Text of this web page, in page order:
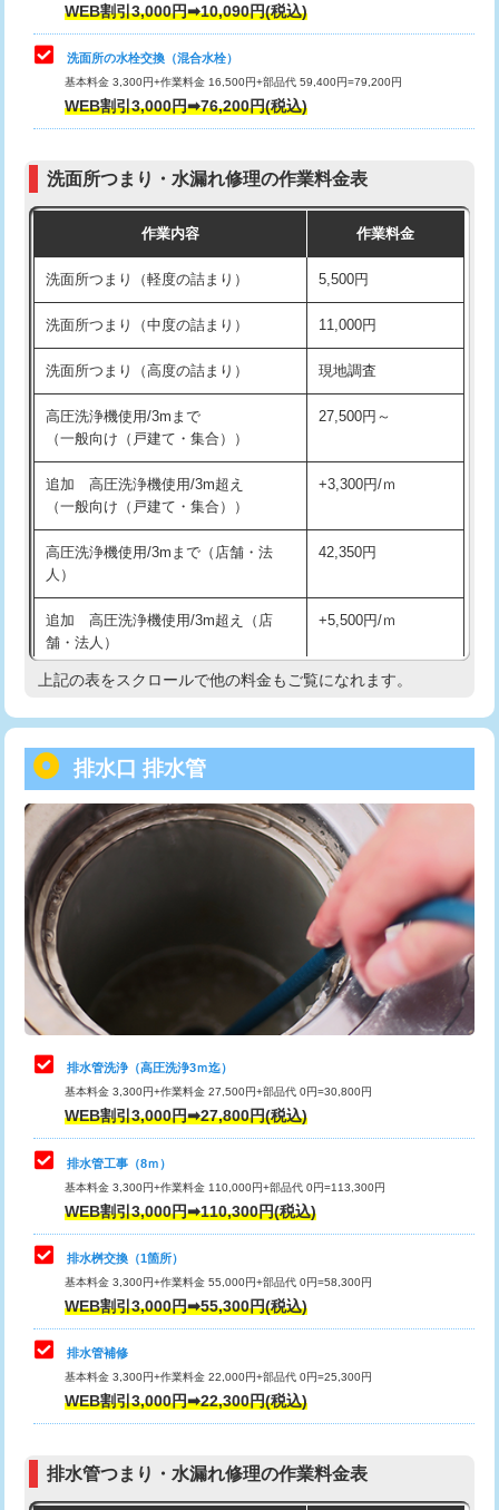
マス交換（土の掘削・埋め戻し作業）
マス交換（深さ50㎝未満）
マス交換（深さ50㎝以上）
モルタル補修（厚さ10㎝まで） 27,500円
モルタル補修（厚さ10㎝超え） 38,500円
洗面台設置 38,500円
バスタブ設置 現場見積
追加人工 16,500円
廃棄・処分
※給水管工事は20mmまでの価格です。
交換・取付(単水栓（壁付・デッキ
式）)
交換・取付(混合水栓（壁付・デッキ
式・ワンホール）)
16,500円+材料費
（P/S/ポップアップ））
交換・取付（その他部品） 11,000円+材料費
持込商品取付（単水栓） 13,200円
持込商品取付（混合水栓） 16,500円
持込商品取付（浄水器・分岐水栓） 16,500円
給水管工事※（ホール加工) 16,500円
給水管工事※（バンド止め)
給水管工事※（支持金具設置) 5,500円
給水管工事※（保温材使用（バンド止
め込み）)
5,500円
給水管工事※（土の掘削・埋め戻し作
業)
11,000円
給水管工事※（塩ビ管（VP・HI）使
用/3ｍまで)
用（追加）/3ｍ超え)
給水管工事※（ライニング鋼管・銅
管・ポリ管・HT管使用/3ｍまで)
44,000円
給水管工事※（ライニング鋼管・銅
管・ポリ管・HT管使用/3ｍ超え)
+8,800円
排水管工事（土の掘削・埋め戻し作
業）
11,000円~
排水管工事（排水管工事/3ｍまで） 55,000円
排水管工事（追加 排水管工事/3ｍ超
え）
マス交換（土の掘削・埋め戻し作業）
マス交換（深さ50㎝未満）
マス交換（深さ50㎝以上）
コンクリート斫り（厚さ10㎝まで）
コンクリート斫り（厚さ10㎝超え）
モルタル補修（厚さ10㎝まで）
モルタル補修（厚さ10㎝超え）
追加人工 16,500円
WEB割引3,000円➡10,090円(税込)
洗面所の水栓交換（混合水栓）
基本料金 3,300円+作業料金 16,500円+部品代 59,400円=79,200円
WEB割引3,000円➡76,200円(税込)
洗面所つまり・水漏れ修理の作業料金表
作業内容 作業料金
洗面所つまり（軽度の詰まり） 5,500円
洗面所つまり（中度の詰まり） 11,000円
洗面所つまり（高度の詰まり） 現地調査
高圧洗浄機使用/3mまで
（一般向け（戸建て・集合））
27,500円～
追加 高圧洗浄機使用/3m超え
（一般向け（戸建て・集合））
+3,300円/ｍ
高圧洗浄機使用/3mまで（店舗・法
人）
42,350円
追加 高圧洗浄機使用/3m超え（店
舗・法人）
+5,500円/ｍ
高度高圧洗浄換 現地調査
トーラー機使用/3mまで
追加トーラー機使用/3m超え +3,300円
カメラ調査 33,000円
桝清掃 8,800円
止水・漏水調査・防水処理・清掃・修
理・調整・分解・加工など（軽作業）
11,000円
止水・漏水調査・防水処理・清掃・修
理・調整・分解・加工など（中作業）
22,000円
止水・漏水調査・防水処理・清掃・修
理・調整・分解・加工など（重作業）
33,000円
その他部品の脱着
交換・取付（タンク）
交換・取付(単水栓（壁付・デッキ
式）)
交換・取付(混合水栓（壁付・デッキ
式・ワンホール）)
16,500円+材料費
交換・取付(排水栓・排水トラップ
交換・取付（その他部品） 11,000円+材料費
上記の表をスクロールで他の料金もご覧になれます。
排水口 排水管
排水管洗浄（高圧洗浄3ｍ迄）
基本料金 3,300円+作業料金 27,500円+部品代 0円=30,800円
WEB割引3,000円➡27,800円(税込)
排水管工事（8ｍ）
基本料金 3,300円+作業料金 110,000円+部品代 0円=113,300円
WEB割引3,000円➡110,300円(税込)
排水桝交換（1箇所）
基本料金 3,300円+作業料金 55,000円+部品代 0円=58,300円
WEB割引3,000円➡55,300円(税込)
排水管補修
基本料金 3,300円+作業料金 22,000円+部品代 0円=25,300円
WEB割引3,000円➡22,300円(税込)
排水管つまり・水漏れ修理の作業料金表